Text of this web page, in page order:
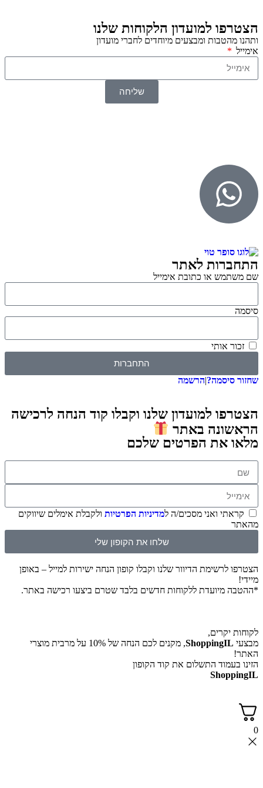
הצטרפו למועדון הלקוחות שלנו
ותהנו מהטבות ומבצעים מיוחדים לחברי מועדון
אימייל
שליחה
התחברות לאתר
שם משתמש או כתובת אימייל
סיסמה
זכור אותי
התחברות
שחזור סיסמה?|הרשמה
הצטרפו למועדון שלנו וקבלו קוד הנחה לרכישה
הראשונה באתר
מלאו את הפרטים שלכם
קראתי ואני מסכים/ה למדיניות הפרטיות ולקבלת אימלים שיווקים
מהאתר
שלחו את הקופון שלי
הצטרפו לרשימת הדיוור שלנו וקבלו קופון הנחה ישירות למייל – באופן
מיידי!
*ההטבה מיועדת ללקוחות חדשים בלבד שטרם ביצעו רכישה באתר.
לקוחות יקרים,
מבצעי ShoppingIL
, מקנים לכם הנחה של 10% על מרבית מוצרי
האתר!
הזינו בעמוד התשלום את קוד הקופון
ShoppingIL
0